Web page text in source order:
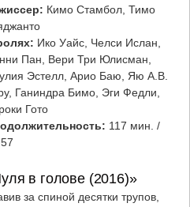
Кимо Стамбол, Тимо
Ико Уайс, Челси Ислан,
Пан, Вери Три Юлисман,
Эстелл, Арио Баю, Яю А.В.
Ганиндра Бимо, Эги Федли,
Гото
117 мин. /
в голове (2016)»
за спиной десятки трупов,